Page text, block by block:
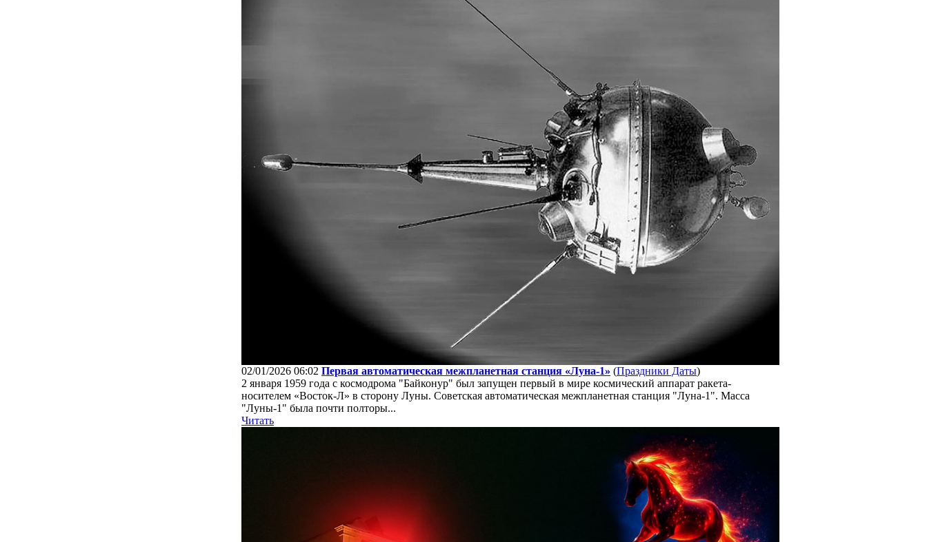
02/01/2026 06:02 Первая автоматическая межпланетная станция «Луна-1» (Праздники Даты)
2 января 1959 года с космодрома "Байконур" был запущен первый в мире космический аппарат ракета-
носителем «Восток-Л» в сторону Луны. Советская автоматическая межпланетная станция "Луна-1". Масса
"Луны-1" была почти полторы...
Читать